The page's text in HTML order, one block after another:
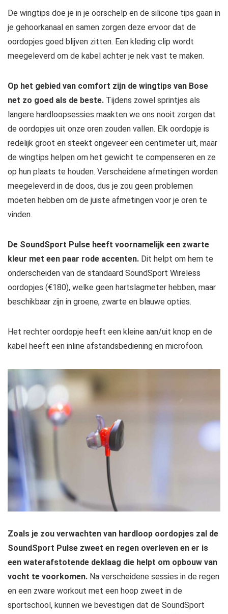
De wingtips doe je in je oorschelp en de silicone tips gaan in
je gehoorkanaal en samen zorgen deze ervoor dat de
oordopjes goed blijven zitten. Een kleding clip wordt
meegeleverd om de kabel achter je nek vast te maken.
Op het gebied van comfort zijn de wingtips van Bose
net zo goed als de beste. Tijdens zowel sprintjes als
langere hardloopsessies maakten we ons nooit zorgen dat
de oordopjes uit onze oren zouden vallen. Elk oordopje is
redelijk groot en steekt ongeveer een centimeter uit, maar
de wingtips helpen om het gewicht te compenseren en ze
op hun plaats te houden. Verscheidene afmetingen worden
meegeleverd in de doos, dus je zou geen problemen
moeten hebben om de juiste afmetingen voor je oren te
vinden.
De SoundSport Pulse heeft voornamelijk een zwarte
kleur met een paar rode accenten. Dit helpt om hem te
onderscheiden van de standaard SoundSport Wireless
oordopjes (€180), welke geen hartslagmeter hebben, maar
beschikbaar zijn in groene, zwarte en blauwe opties.
Het rechter oordopje heeft een kleine aan/uit knop en de
kabel heeft een inline afstandsbediening en microfoon.
Zoals je zou verwachten van hardloop oordopjes zal de
SoundSport Pulse zweet en regen overleven en er is
een waterafstotende deklaag die helpt om opbouw van
vocht te voorkomen. Na verscheidene sessies in de regen
en een zware workout met een hoop zweet in de
sportschool, kunnen we bevestigen dat de SoundSport